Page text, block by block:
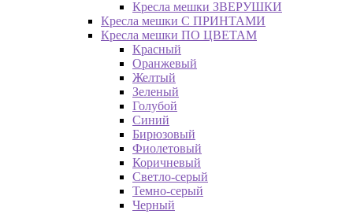
Кресла мешки ЗВЕРУШКИ
Кресла мешки С ПРИНТАМИ
Кресла мешки ПО ЦВЕТАМ
Красный
Оранжевый
Желтый
Зеленый
Голубой
Синий
Бирюзовый
Фиолетовый
Коричневый
Светло-серый
Темно-серый
Черный